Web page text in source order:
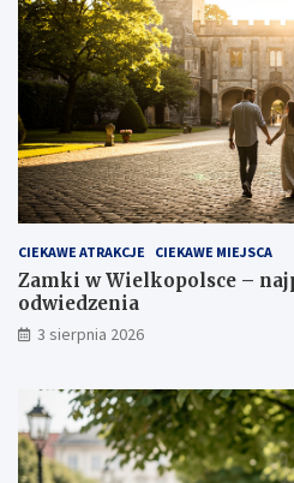
CIEKAWE ATRAKCJE CIEKAWE MIEJSCA
Zamki w Wielkopolsce –
odwiedzenia
3 sierpnia 2026